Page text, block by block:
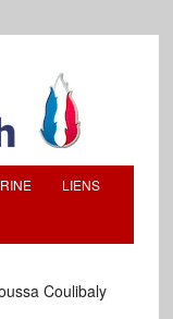
LIENS
Coulibaly